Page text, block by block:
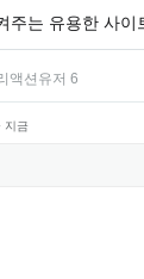
주는 유용한 사이
액션유저 6
지금